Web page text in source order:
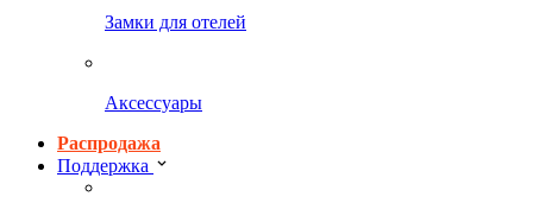
Замки для отелей
Аксессуары
Распродажа
Поддержка